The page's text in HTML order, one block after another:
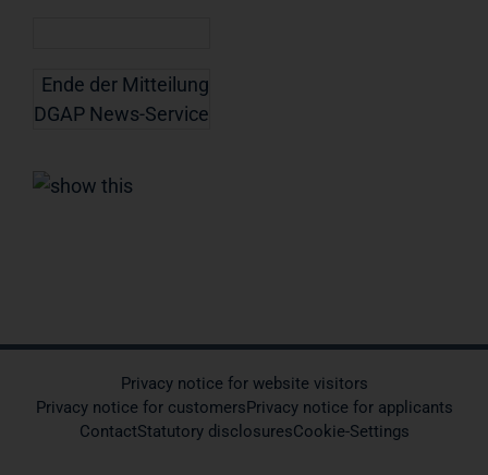
Ende der Mitteilung
DGAP News-Service
Privacy notice for website visitors
Privacy notice for customersPrivacy notice for applicants
ContactStatutory disclosuresCookie-Settings